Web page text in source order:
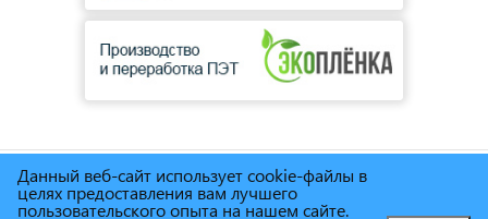
© Сеть магазинов инструмента и техники"Торговый дом
Снабженец" 1995г. - 2025г.
Данный веб-сайт использует cookie-файлы в
целях предоставления вам лучшего
пользовательского опыта на нашем сайте.